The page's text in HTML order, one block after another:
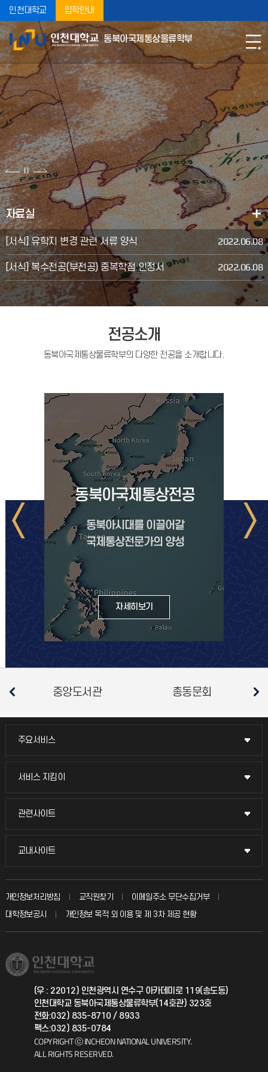
인천대학교 입학안내
동북아국제통상물류학부
School of Northeast Asian Studies
SONAS
세계를 누비는 글로벌 인재육성인천대학교
동북아국제통상물류학부
자료실
[서식] 유학지 변경 관련 서류 양식 2022.06.08
[서식] 복수전공(부전공) 중복학점 인정서 2022.06.08
전공소개
동북아국제통상물류학부의 다양한 전공을 소개합니다.
자세히보기
중앙도서관 총동문회
주요서비스
주요서비스
교무회의방송
입학안내
취업정보(학생)
서비스 지킴이
서비스 지킴이
묻고 답하기
칭찬마당
학생서비스 지킴이
관련사이트
관련사이트
국방헬프콜
총동문회
교내사이트
교내사이트
교수회
교육혁신본부
국제지원과
공자아카데미
기초교육원
개인정보처리방침 교직원찾기
이메일주소 무단수집거부
대학정보공시
개인정보 목적 외 이용 및 제 3차 제공 현황
(우 : 22012) 인천광역시 연수구 아카데미로 119(송도동)
인천대학교 동북아국제통상물류학부(14호관) 323호
전화:032) 835-8710 / 8933
팩스:032) 835-0784
COPYRIGHT ⓒ INCHEON NATIONAL UNIVERSITY.
ALL RIGHTS RESERVED.